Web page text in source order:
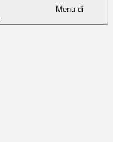
Menu di